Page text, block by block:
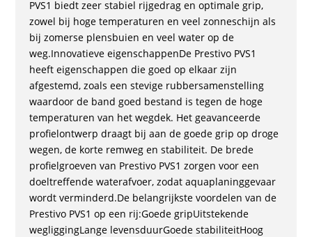
PVS1 biedt zeer stabiel rijgedrag en optimale grip,
zowel bij hoge temperaturen en veel zonneschijn als
bij zomerse plensbuien en veel water op de
weg.Innovatieve eigenschappenDe Prestivo PVS1
heeft eigenschappen die goed op elkaar zijn
afgestemd, zoals een stevige rubbersamenstelling
waardoor de band goed bestand is tegen de hoge
temperaturen van het wegdek. Het geavanceerde
profielontwerp draagt bij aan de goede grip op droge
wegen, de korte remweg en stabiliteit. De brede
profielgroeven van Prestivo PVS1 zorgen voor een
doeltreffende waterafvoer, zodat aquaplaninggevaar
wordt verminderd.De belangrijkste voordelen van de
Prestivo PVS1 op een rij:Goede gripUitstekende
wegliggingLange levensduurGoede stabiliteitHoog